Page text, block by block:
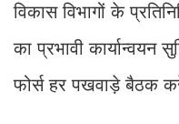
विकास विभागों के
का प्रभावी
फोर्स हर पखवाड़े बैठक